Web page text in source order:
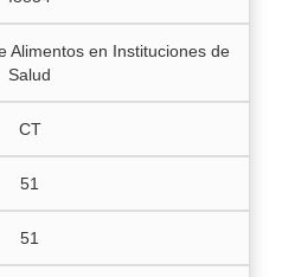
Alimentos en Instituciones de
Salud
CT
51
51